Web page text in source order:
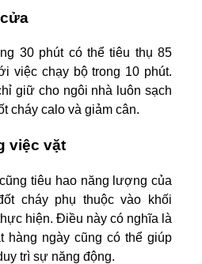
30 phút có thể tiêu thụ 85
việc chạy bộ trong 10 phút.
giữ cho ngôi nhà luôn sạch
cháy calo và giảm cân.
việc vặt
tiêu hao năng lượng của
cháy phụ thuộc vào khối
hiện. Điều này có nghĩa là
hàng ngày cũng có thể giúp
trì sự năng động.